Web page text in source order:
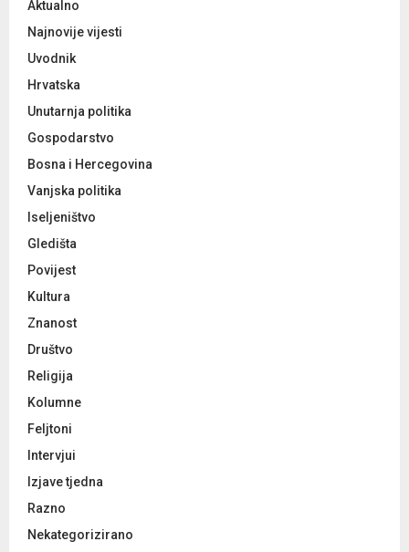
:Aktualno
Najnovije vijesti
Uvodnik
Hrvatska
Unutarnja politika
Gospodarstvo
Bosna i Hercegovina
Vanjska politika
Iseljeništvo
Gledišta
Povijest
Kultura
Znanost
Društvo
Religija
Kolumne
Feljtoni
Intervjui
Izjave tjedna
Razno
Nekategorizirano